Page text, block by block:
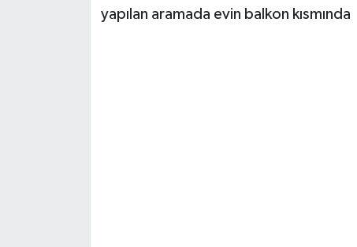
yapılan aramada evin balkon kısmında